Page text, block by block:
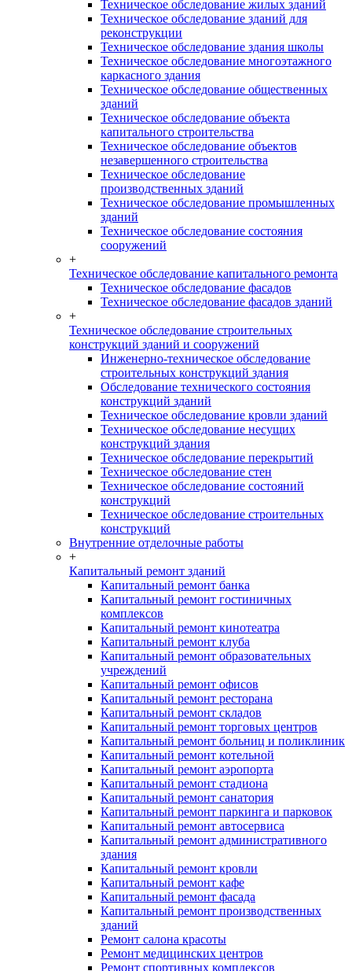
Техническое обследование жилых зданий
Техническое обследование зданий для
реконструкции
Техническое обследование здания школы
Техническое обследование многоэтажного
каркасного здания
Техническое обследование общественных
зданий
Техническое обследование объекта
капитального строительства
Техническое обследование объектов
незавершенного строительства
Техническое обследование
производственных зданий
Техническое обследование промышленных
зданий
Техническое обследование состояния
сооружений
+
Техническое обследование капитального ремонта
Техническое обследование фасадов
Техническое обследование фасадов зданий
+
Техническое обследование строительных
конструкций зданий и сооружений
Инженерно-техническое обследование
строительных конструкций здания
Обследование технического состояния
конструкций зданий
Техническое обследование кровли зданий
Техническое обследование несущих
конструкций здания
Техническое обследование перекрытий
Техническое обследование стен
Техническое обследование состояний
конструкций
Техническое обследование строительных
конструкций
Внутренние отделочные работы
+
Капитальный ремонт зданий
Капитальный ремонт банка
Капитальный ремонт гостиничных
комплексов
Капитальный ремонт кинотеатра
Капитальный ремонт клуба
Капитальный ремонт образовательных
учреждений
Капитальный ремонт офисов
Капитальный ремонт ресторана
Капитальный ремонт складов
Капитальный ремонт торговых центров
Капитальный ремонт больниц и поликлиник
Капитальный ремонт котельной
Капитальный ремонт аэропорта
Капитальный ремонт стадиона
Капитальный ремонт санатория
Капитальный ремонт паркинга и парковок
Капитальный ремонт автосервиса
Капитальный ремонт административного
здания
Капитальный ремонт кровли
Капитальный ремонт кафе
Капитальный ремонт фасада
Капитальный ремонт производственных
зданий
Ремонт салона красоты
Ремонт медицинских центров
Ремонт спортивных комплексов